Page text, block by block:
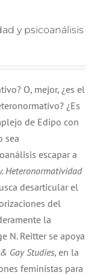
y psicoanálisis
O, mejor, ¿es el
¿Es
de Edipo con
sea
escapar a
Heteronormatividad
desarticular el
del
la
N. Reitter se apoya
Gay Studies, en la
feministas para